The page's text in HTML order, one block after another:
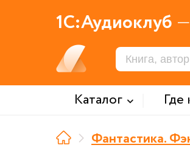
1С:Аудиоклуб
Каталог Где
Фантастика.